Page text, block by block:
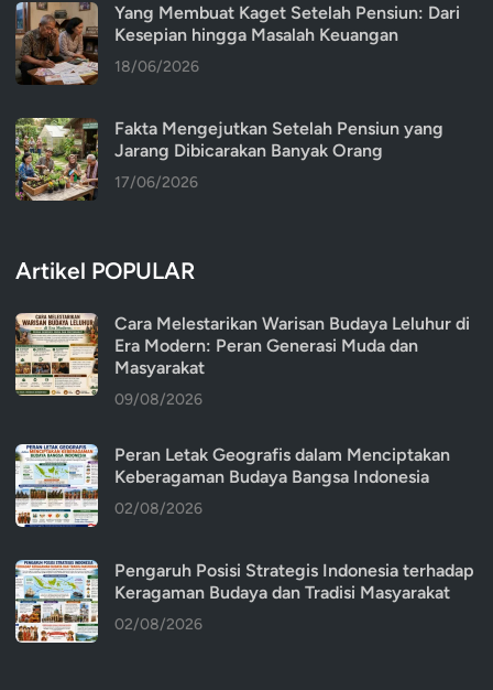
Yang Membuat Kaget Setelah Pensiun: Dari
Kesepian hingga Masalah Keuangan
18/06/2026
Fakta Mengejutkan Setelah Pensiun yang
Jarang Dibicarakan Banyak Orang
17/06/2026
Artikel POPULAR
Cara Melestarikan Warisan Budaya Leluhur di
Era Modern: Peran Generasi Muda dan
Masyarakat
09/08/2026
Peran Letak Geografis dalam Menciptakan
Keberagaman Budaya Bangsa Indonesia
02/08/2026
Pengaruh Posisi Strategis Indonesia terhadap
Keragaman Budaya dan Tradisi Masyarakat
02/08/2026